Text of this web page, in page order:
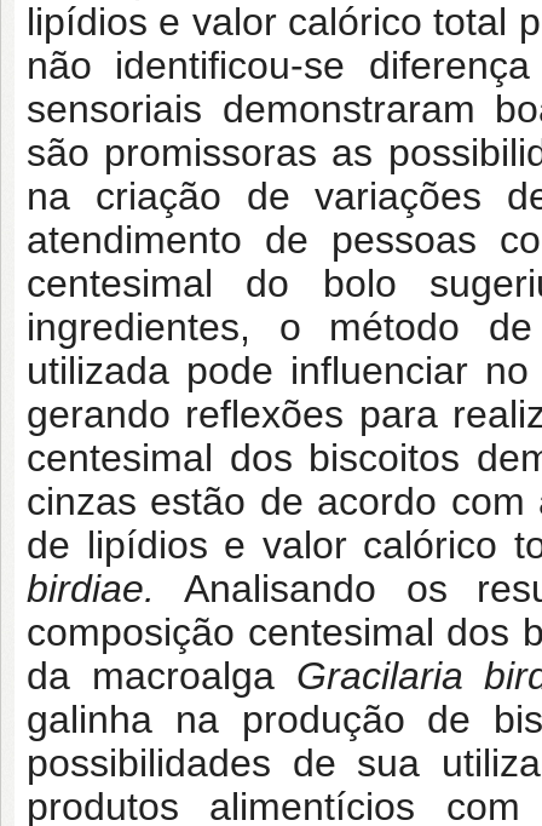
lipídios e valor calórico total
não identificou-se
sensoriais demonstraram
são promissoras as
na criação de variações
atendimento de pessoas
centesimal do bolo
ingredientes, o método
utilizada pode influenciar
gerando reflexões para
centesimal dos biscoitos
cinzas estão de acordo
de lipídios e valor calórico
birdiae.Analisando os
composição centesimal dos
da macroalga Gracilaria
galinha na produção de
possibilidades de sua
produtos alimentícios